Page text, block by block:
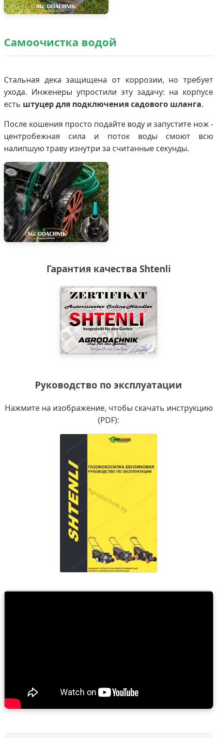
Самоочистка водой
Стальная дека защищена от коррозии, но требует
ухода. Инженеры упростили эту задачу: на корпусе
есть штуцер для подключения садового шланга.
После кошения просто подайте воду и запустите нож -
центробежная сила и поток воды смоют всю
налипшую траву изнутри за считанные секунды.
Гарантия качества Shtenli
Руководство по эксплуатации
Нажмите на изображение, чтобы скачать инструкцию
(PDF):